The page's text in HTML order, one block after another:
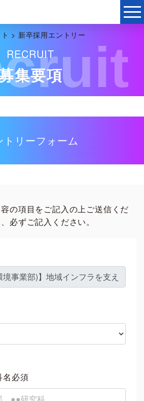
> 新卒採用エントリー
RECRUIT
集要項
トリーフォーム
の項目をご記入の上ご送信くだ
必ずご記入ください。
名必須